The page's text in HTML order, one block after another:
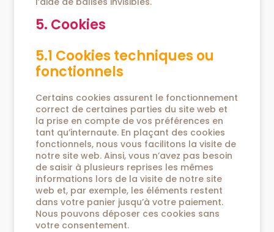
5. Cookies
5.1 Cookies techniques ou
fonctionnels
Certains cookies assurent le fonctionnement
correct de certaines parties du site web et
la prise en compte de vos préférences en
tant qu’internaute. En plaçant des cookies
fonctionnels, nous vous facilitons la visite de
notre site web. Ainsi, vous n’avez pas besoin
de saisir à plusieurs reprises les mêmes
informations lors de la visite de notre site
web et, par exemple, les éléments restent
dans votre panier jusqu’à votre paiement.
Nous pouvons déposer ces cookies sans
votre consentement.